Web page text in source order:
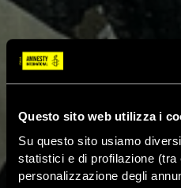
Questo sito web utilizza i
Su questo sito usiamo
statistici e di profilazione
personalizzazione degli